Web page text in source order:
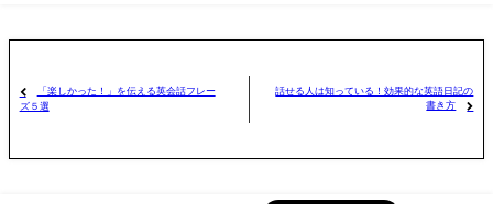
「楽しかった！」を伝える英会話フレー
ズ５選
話せる人は知っている！効果的な英語日記の
書き方